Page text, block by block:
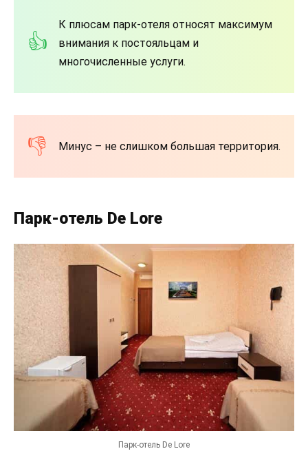
К плюсам парк-отеля относят максимум
внимания к постояльцам и
многочисленные услуги.
Минус – не слишком большая территория.
Парк-отель De Lore
Парк-отель De Lore